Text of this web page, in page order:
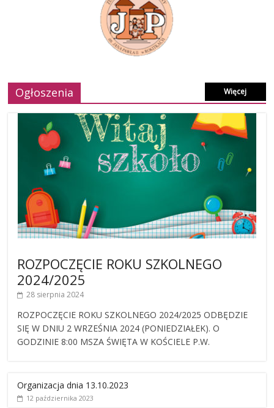
Ogłoszenia Więcej
ROZPOCZĘCIE ROKU SZKOLNEGO
2024/2025
28 sierpnia 2024
ROZPOCZĘCIE ROKU SZKOLNEGO 2024/2025 ODBĘDZIE
SIĘ W DNIU 2 WRZEŚNIA 2024 (PONIEDZIAŁEK). O
GODZINIE 8:00 MSZA ŚWIĘTA W KOŚCIELE P.W.
Organizacja dnia 13.10.2023
12 października 2023